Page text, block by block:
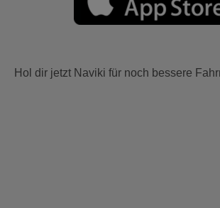
Hol dir jetzt Naviki für noch bessere